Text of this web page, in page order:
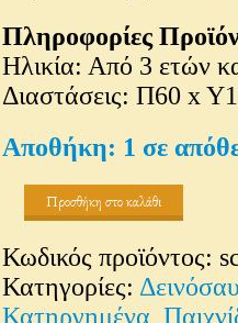
Πληροφορίες
Ηλικία: Από 3 ετών
Διαστάσεις: Π60 x
1 σε
Προσθήκη στο καλάθι
Κωδικός προϊόντος:
Κατηγορίες:
Κατηργημένα ,